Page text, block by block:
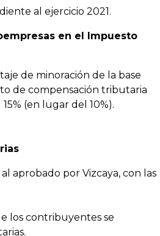
al ejercicio 2021.
en el Impuesto
de minoración de la base
de compensación tributaria
(en lugar del 10%).
aprobado por Vizcaya, con las
los contribuyentes se